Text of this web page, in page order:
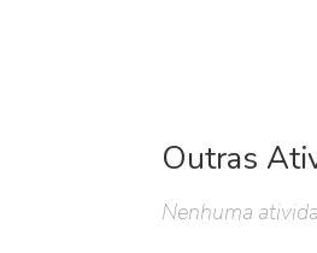
Outras
Nenhuma